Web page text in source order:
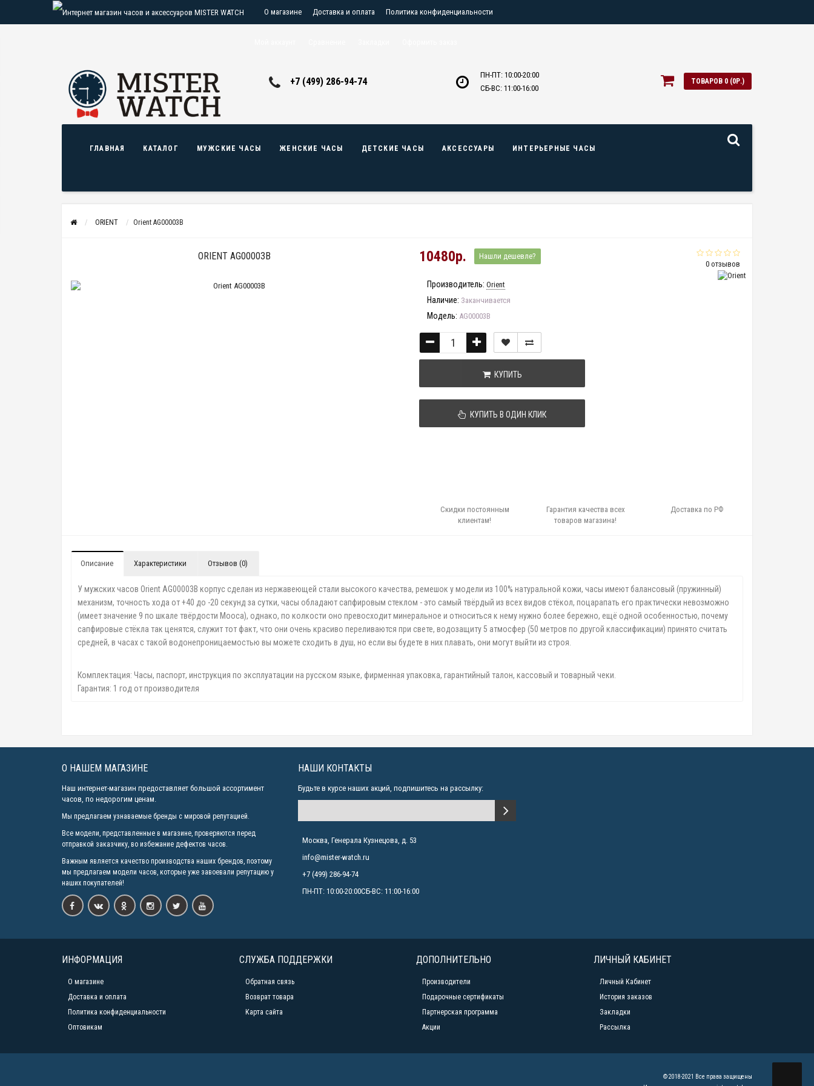
О магазине Доставка и оплата Политика конфиденциальности
+7 (499) 286-94-74
ПН-ПТ: 10:00-20:00
СБ-ВС: 11:00-16:00
ТОВАРОВ 0 (0Р.)
ГЛАВНАЯ КАТАЛОГ МУЖСКИЕ ЧАСЫ ЖЕНСКИЕ ЧАСЫ ДЕТСКИЕ ЧАСЫ АКСЕССУАРЫ ИНТЕРЬЕРНЫЕ ЧАСЫ
ORIENT Orient AG00003B
ORIENT AG00003B
0 отзывов
10480р. Нашли дешевле?
Производитель: Orient
Наличие: Заканчивается
Модель: AG00003B
КУПИТЬ
КУПИТЬ В ОДИН КЛИК
Скидки постоянным
клиентам!
Гарантия качества всех
товаров магазина!
Доставка по РФ
Описание Характеристики Отзывов (0)
У мужских часов Orient AG00003B корпус сделан из нержавеющей стали высокого качества, ремешок у модели из 100% натуральной кожи, часы имеют балансовый (пружинный)
механизм, точность хода от +40 до -20 секунд за сутки, часы обладают сапфировым стеклом - это самый твёрдый из всех видов стёкол, поцарапать его практически невозможно
(имеет значение 9 по шкале твёрдости Мооса), однако, по колкости оно превосходит минеральное и относиться к нему нужно более бережно, ещё одной особенностью, почему
сапфировые стёкла так ценятся, служит тот факт, что они очень красиво переливаются при свете, водозащиту 5 атмосфер (50 метров по другой классификации) принято считать
средней, в часах с такой водонепроницаемостью вы можете сходить в душ, но если вы будете в них плавать, они могут выйти из строя.
Комплектация: Часы, паспорт, инструкция по эксплуатации на русском языке, фирменная упаковка, гарантийный талон, кассовый и товарный чеки.
Гарантия: 1 год от производителя
О НАШЕМ МАГАЗИНЕ
Наш интернет-магазин предоставляет большой ассортимент
часов, по недорогим ценам.
Мы предлагаем узнаваемые бренды с мировой репутацией.
Все модели, представленные в магазине, проверяются перед
отправкой заказчику, во избежание дефектов часов.
Важным является качество производства наших брендов, поэтому
мы предлагаем модели часов, которые уже завоевали репутацию у
наших покупателей!
НАШИ КОНТАКТЫ
Будьте в курсе наших акций, подпишитесь на рассылку:
Москва, Генерала Кузнецова, д. 53
info@mister-watch.ru
+7 (499) 286-94-74
ПН-ПТ: 10:00-20:00СБ-ВС: 11:00-16:00
ИНФОРМАЦИЯ
О магазине
Доставка и оплата
Политика конфиденциальности
Оптовикам
СЛУЖБА ПОДДЕРЖКИ
Обратная связь
Возврат товара
Карта сайта
ДОПОЛНИТЕЛЬНО
Производители
Подарочные сертификаты
Партнерская программа
Акции
ЛИЧНЫЙ КАБИНЕТ
Личный Кабинет
История заказов
Закладки
Рассылка
© 2018-2021 Все права защищены